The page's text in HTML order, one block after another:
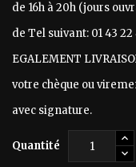
de 16h à 20h (jours
de Tel suivant: 01 43
EGALEMENT
votre chèque ou
avec signature.
Quantité